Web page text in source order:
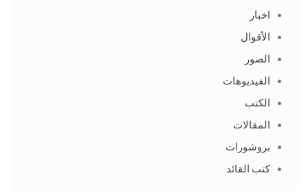
اخبار
الأقوال
الصور
الفيديوهات
الكتب
المقالات
بروشورات
كتب القائد